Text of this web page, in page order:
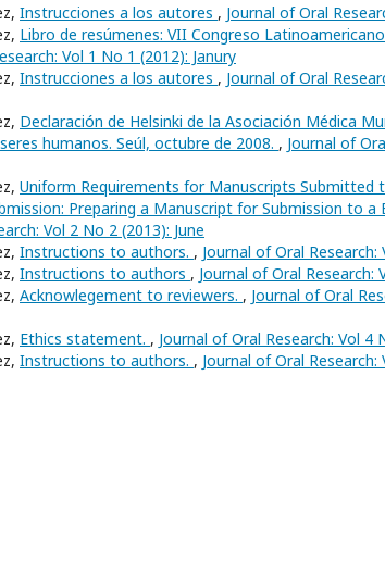
Instrucciones a los autores , Journal of Oral
Libro de resúmenes: VII Congreso
Vol 1 No 1 (2012): Janury
Instrucciones a los autores , Journal of Oral
Declaración de Helsinki de la Asociación Médica
humanos. Seúl, octubre de 2008. , Journal of
Uniform Requirements for Manuscripts Submitted
Preparing a Manuscript for Submission to a
Vol 2 No 2 (2013): June
Instructions to authors. , Journal of Oral
Instructions to authors , Journal of Oral Research:
Acknowlegement to reviewers. , Journal of Oral
Ethics statement. , Journal of Oral Research: Vol 4
Instructions to authors. , Journal of Oral